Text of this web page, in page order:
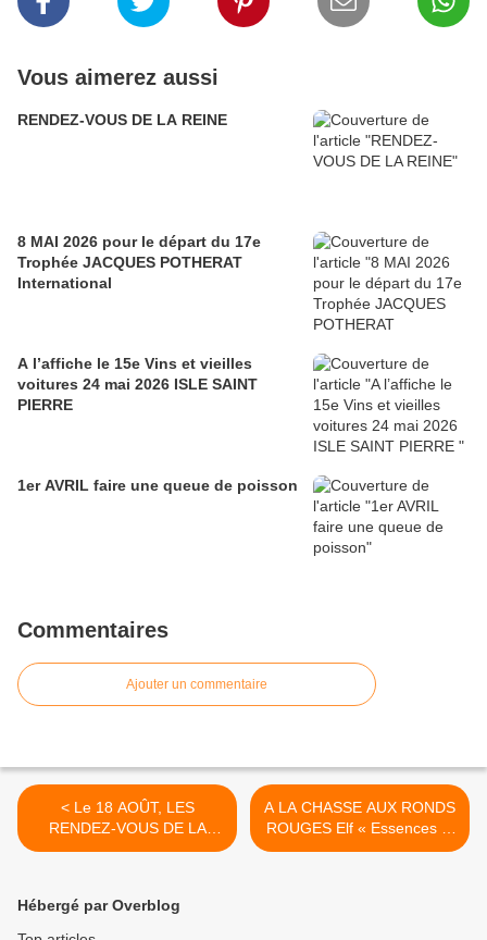
Vous aimerez aussi
RENDEZ-VOUS DE LA REINE
8 MAI 2026 pour le départ du 17e
Trophée JACQUES POTHERAT
International
A l’affiche le 15e Vins et vieilles
voitures 24 mai 2026 ISLE SAINT
PIERRE
1er AVRIL faire une queue de poisson
Commentaires
Ajouter un commentaire
< Le 18 AOÛT, LES
RENDEZ-VOUS DE LA
REINE s’interrogeaient et
véritable CYCLECAR N°3 ?
A LA CHASSE AUX RONDS
ROUGES Elf « Essences et
Lubrifiants de France » >
Hébergé par Overblog